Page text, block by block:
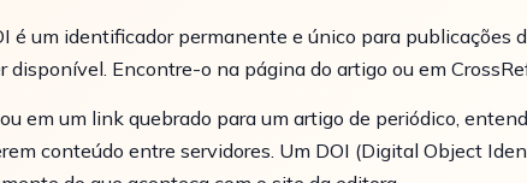
é um identificador permanente e único para
disponível. Encontre-o na página do artigo ou em
em um link quebrado para um artigo de periódico,
conteúdo entre servidores. Um DOI (Digital Object